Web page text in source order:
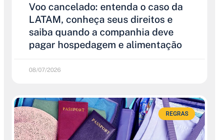
Voo cancelado: entenda o caso da
LATAM, conheça seus direitos e
saiba quando a companhia deve
pagar hospedagem e alimentação
08/07/2026
REGRAS